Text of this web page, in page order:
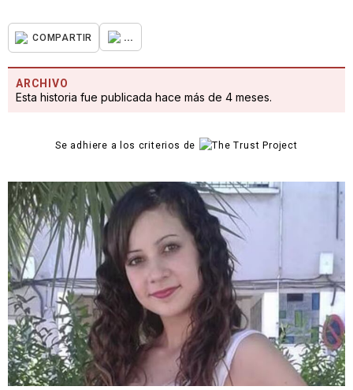
COMPARTIR ...
ARCHIVO
Esta historia fue publicada hace más de 4 meses.
Se adhiere a los criterios de